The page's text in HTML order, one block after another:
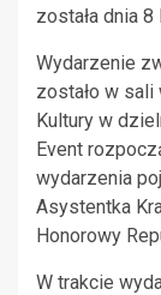
została dnia
Wydarzenie
zostało w
Kultury w
Event
wydarzenia
Asystentka
Honorowy
W trakcie